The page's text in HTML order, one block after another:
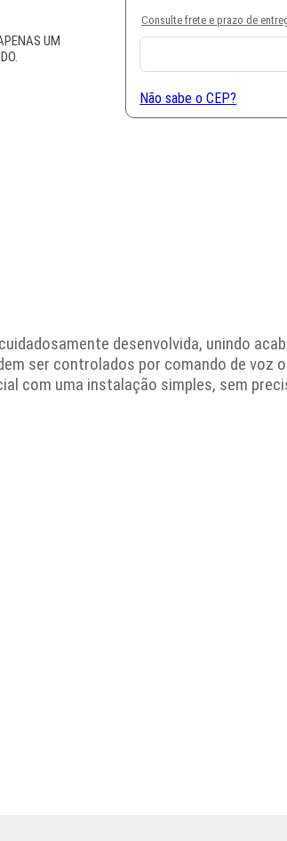
Consulte frete e prazo de
Não sabe o CEP?
desenvolvida, unindo
ser controlados por comando de voz
com uma instalação simples, sem